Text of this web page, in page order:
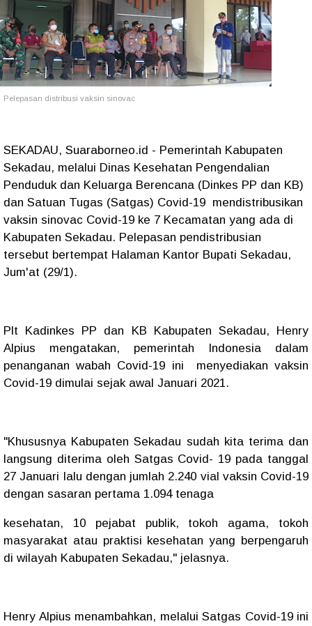
Pelepasan distribusi vaksin sinovac
SEKADAU, Suaraborneo.id - Pemerintah Kabupaten
Sekadau, melalui Dinas Kesehatan Pengendalian
Penduduk dan Keluarga Berencana (Dinkes PP dan KB)
dan Satuan Tugas (Satgas) Covid-19 mendistribusikan
vaksin sinovac Covid-19 ke 7 Kecamatan yang ada di
Kabupaten Sekadau. Pelepasan pendistribusian
tersebut bertempat Halaman Kantor Bupati Sekadau,
Jum'at (29/1).
Plt Kadinkes PP dan KB Kabupaten Sekadau, Henry
Alpius mengatakan, pemerintah Indonesia dalam
penanganan wabah Covid-19 ini menyediakan vaksin
Covid-19 dimulai sejak awal Januari 2021.
"Khususnya Kabupaten Sekadau sudah kita terima dan
langsung diterima oleh Satgas Covid- 19 pada tanggal
27 Januari lalu dengan jumlah 2.240 vial vaksin Covid-19
dengan sasaran pertama 1.094 tenaga
kesehatan, 10 pejabat publik, tokoh agama, tokoh
masyarakat atau praktisi kesehatan yang berpengaruh
di wilayah Kabupaten Sekadau," jelasnya.
Henry Alpius menambahkan, melalui Satgas Covid-19 ini